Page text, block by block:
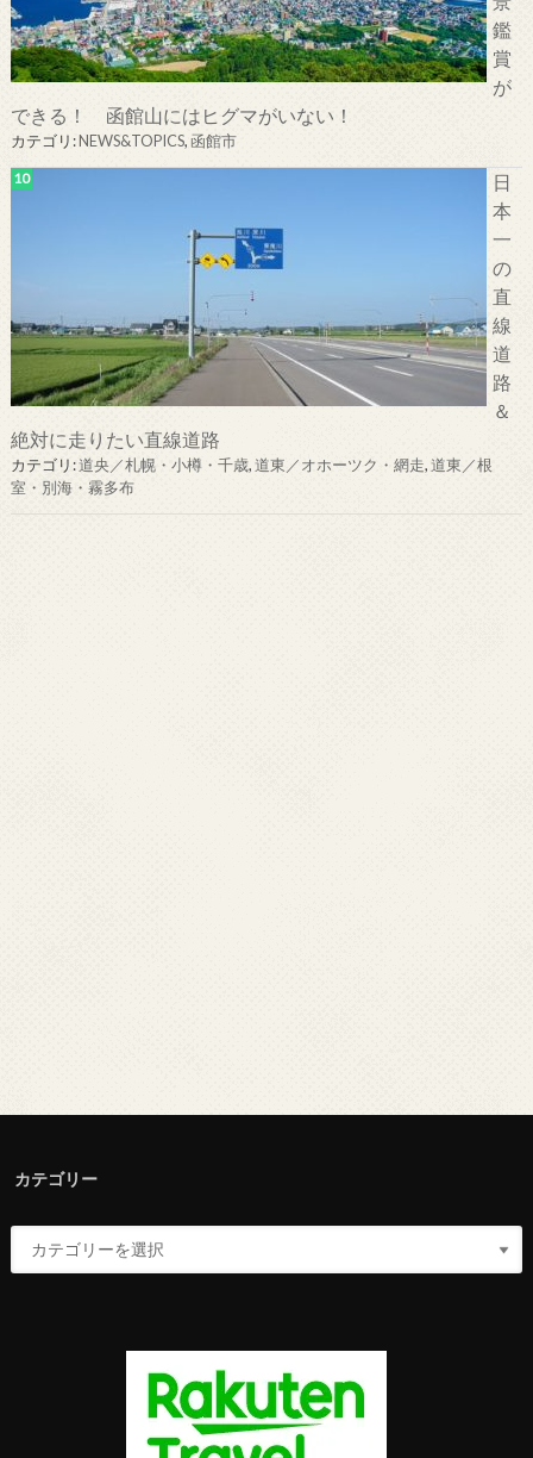
鑑
賞
が
できる！ 函館山にはヒグマがいない！
カテゴリ:NEWS&TOPICS,函館市
日
本
一
の
直
線
道
路
＆
絶対に走りたい直線道路
カテゴリ:道央／札幌・小樽・千歳,道東／オホーツク・網走,道東／根
室・別海・霧多布
カテゴリー